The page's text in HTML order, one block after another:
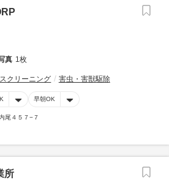
真 1枚
クリーニング 害虫・害獣駆除
早朝OK
尾４５７−７
所